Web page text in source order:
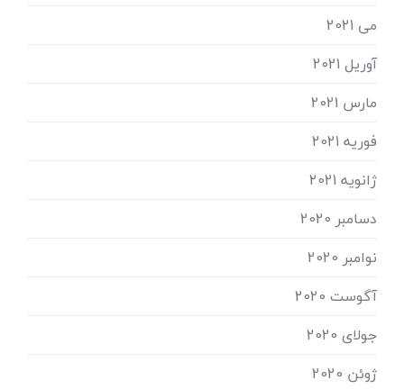
می 2021
آوریل 2021
مارس 2021
فوریه 2021
ژانویه 2021
دسامبر 2020
نوامبر 2020
آگوست 2020
جولای 2020
ژوئن 2020